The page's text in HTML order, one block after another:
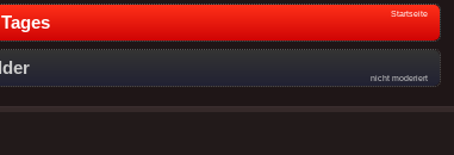
Startseite
nicht moderiert